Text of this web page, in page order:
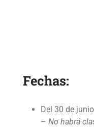
Fechas:
Del 30 de
– No habrá